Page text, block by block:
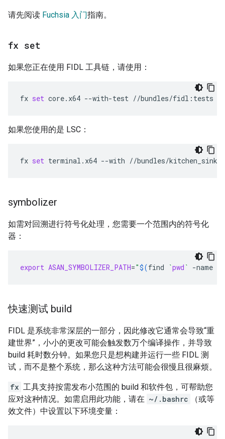
请先阅读 Fuchsia 入门指南。
fx set
如果您正在使用 FIDL 工具链，请使用：
fx set core.x64 --with-test
如果您使用的是 LSC：
fx set terminal.x64 --with //bundles/kitchen_sink
symbolizer
如需对回溯进行符号化处理，您需要一个范围内的符号化
器：
export ASAN_SYMBOLIZER_PATH="$(find `pwd ` -name
快速测试 build
FIDL 是系统非常深层的一部分，因此修改它通常会导致“重
建世界”，小小的更改可能会触发数万个编译操作，并导致
build 耗时数分钟。如果您只是想构建并运行一些 FIDL 测
试，而不是整个系统，那么这种方法可能会很慢且很麻烦。
fx 工具支持按需发布小范围的 build 和软件包，可帮助您
应对这种情况。如需启用此功能，请在 ~/.bashrc
（或等
效文件）中设置以下环境变量：